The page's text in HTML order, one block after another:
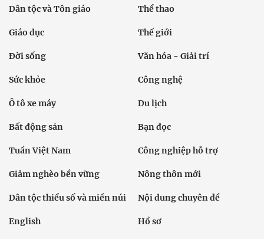
Dân tộc và Tôn giáo Thể thao
Giáo dục Thế giới
Đời sống Văn hóa - Giải trí
Sức khỏe Công nghệ
Ô tô xe máy Du lịch
Bất động sản Bạn đọc
Tuần Việt Nam Công nghiệp hỗ trợ
Giảm nghèo bền vững Nông thôn mới
Dân tộc thiểu số và miền núi Nội dung chuyên đề
English Hồ sơ